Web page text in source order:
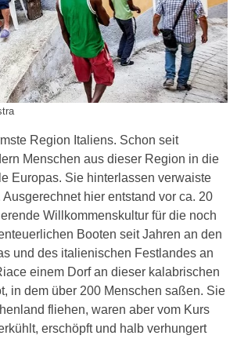
Region Italiens. Schon seit
Menschen aus dieser Region in die
Europas. Sie hinterlassen verwaiste
Ausgerechnet hier entstand vor ca. 20
Willkommenskultur für die noch
Booten seit Jahren an den
und des italienischen Festlandes an
einem Dorf an dieser kalabrischen
in dem über 200 Menschen saßen. Sie
fliehen, waren aber vom Kurs
erschöpft und halb verhungert